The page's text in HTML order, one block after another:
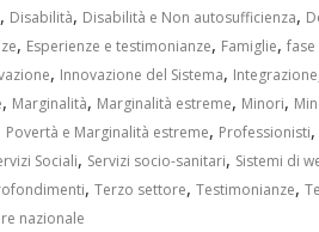
, Disabilità, Disabilità e Non autosufficienza,
, Esperienze e testimonianze, Famiglie, fase
, Innovazione del Sistema, Integrazione
, Marginalità, Marginalità estreme, Minori,
Povertà e Marginalità estreme, Professionisti,
Sociali, Servizi socio-sanitari, Sistemi di
, Terzo settore, Testimonianze,
nazionale